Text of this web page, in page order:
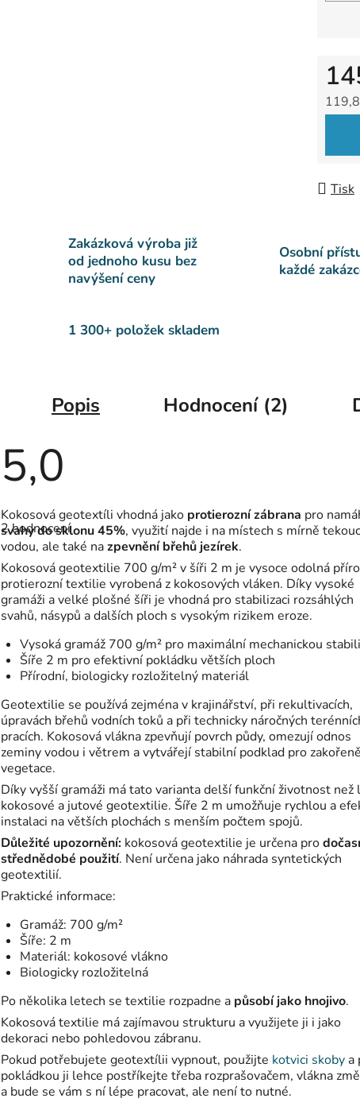
Tisk
Zakázková výroba již
od jednoho kusu bez
navýšení ceny
Osobní
každé
1 300+ položek skladem
Popis Hodnocení (2)
5,0
Průměrné
hodnocení
produktu
je
5,0
z
5
hvězdiček.
2 hodnocení
Kokosová geotextíli vhodná jako protierozní zábrana pro
svahy do sklonu 45%, využití najde i na místech s mírně
vodou, ale také nazpevnění břehů jezírek.
Kokosová geotextilie 700 g/m² v šíři 2 m je vysoce odolná
protierozní textilie vyrobená z kokosových vláken. Díky vysoké
gramáži a velké plošné šíři je vhodná pro stabilizaci rozsáhlých
svahů, násypů a dalších ploch s vysokým rizikem eroze.
Vysoká gramáž 700 g/m² pro maximální mechanickou
Šíře 2 m pro efektivní pokládku větších ploch
Přírodní, biologicky rozložitelný materiál
Geotextilie se používá zejména v krajinářství, při rekultivacích,
úpravách břehů vodních toků a při technicky náročných
pracích. Kokosová vlákna zpevňují povrch půdy, omezují odnos
zeminy vodou i větrem a vytvářejí stabilní podklad pro
vegetace.
Díky vyšší gramáži má tato varianta delší funkční životnost než
kokosové a jutové geotextilie. Šíře 2 m umožňuje rychlou a
instalaci na větších plochách s menším počtem spojů.
Důležité upozornění: kokosová geotextilie je určena pro
střednědobé použití. Není určena jako náhrada syntetických
geotextilií.
Praktické informace:
Gramáž: 700 g/m²
Šíře: 2 m
Materiál: kokosové vlákno
Biologicky rozložitelná
Po několika letech se textilie rozpadne a působí jako hnojivo.
Kokosová textilie má zajímavou strukturu a využijete ji i jako
dekoraci nebo pohledovou zábranu.
Pokud potřebujete geotextílii vypnout, použijte kotvici skoby a
pokládkou ji lehce postříkejte třeba rozprašovačem, vlákna
a bude se vám s ní lépe pracovat, ale není to nutné.